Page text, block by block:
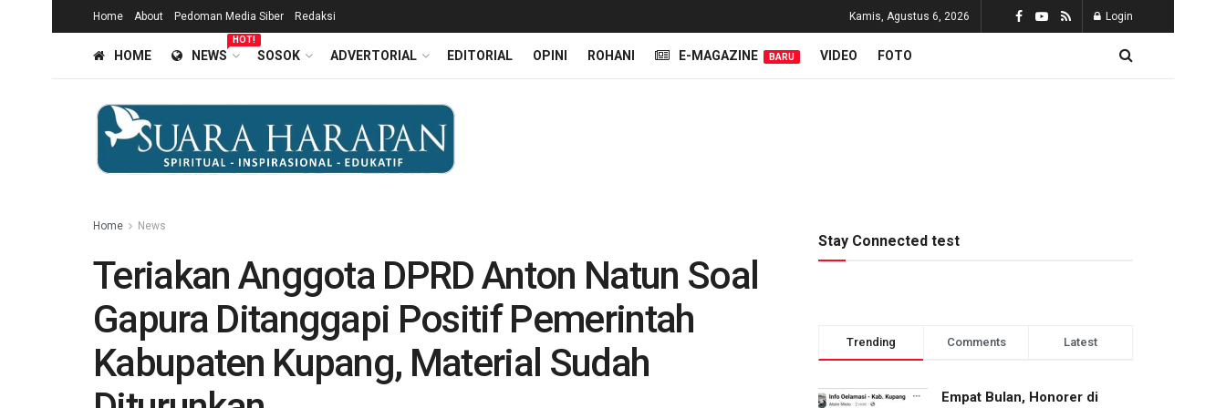
Home About Pedoman Media Siber Redaksi Kamis, Agustus 6, 2026 Login
HOME NEWS
HOT!
SOSOK ADVERTORIAL EDITORIAL OPINI ROHANI E-MAGAZINE BARU VIDEO FOTO
Home News
Teriakan Anggota DPRD Anton Natun Soal
Gapura Ditanggapi Positif Pemerintah
Kabupaten Kupang, Material Sudah
Stay Connected test
Trending Comments Latest
Empat Bulan, Honorer di